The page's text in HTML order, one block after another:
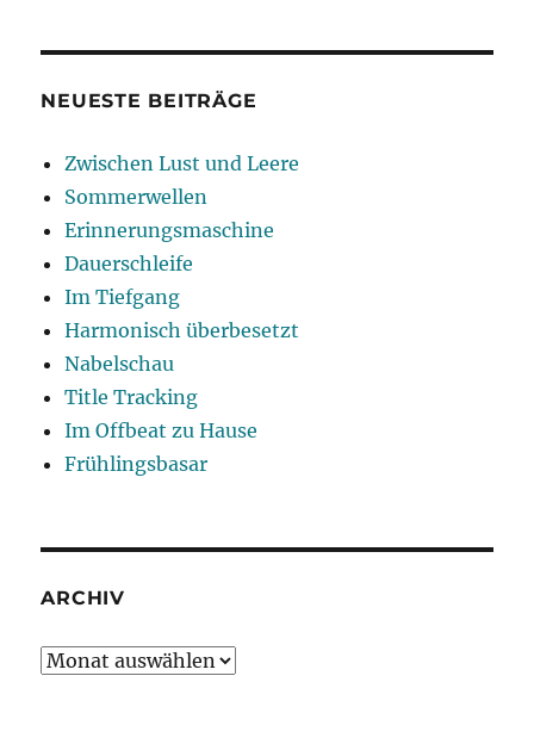
NEUESTE BEITRÄGE
Zwischen Lust und Leere
Sommerwellen
Erinnerungsmaschine
Dauerschleife
Im Tiefgang
Harmonisch überbesetzt
Nabelschau
Title Tracking
Im Offbeat zu Hause
Frühlingsbasar
ARCHIV
Archiv